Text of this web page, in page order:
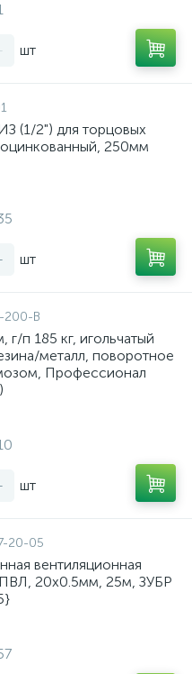
шт
(1/2") для торцовых
250мм
шт
200-B
п 185 кг, игольчатый
металл, поворотное
Профессионал
шт
20-05
вентиляционная
20х0.5мм, 25м, ЗУБР